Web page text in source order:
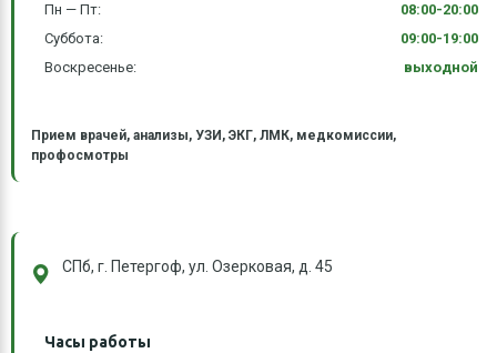
Пн — Пт:
08:00-20:00
Суббота:
09:00-19:00
Воскресенье:
выходной
Прием врачей, анализы, УЗИ, ЭКГ, ЛМК, медкомиссии,
профосмотры
СПб, г. Петергоф, ул. Озерковая, д. 45
Часы работы